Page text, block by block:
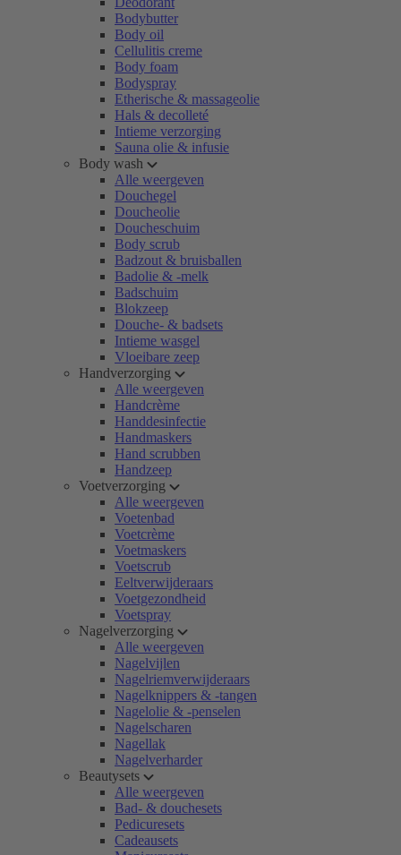
Bodybutter
Body oil
Cellulitis creme
Body foam
Bodyspray
Etherische & massageolie
Hals & decolleté
Intieme verzorging
Sauna olie & infusie
Body wash
Alle weergeven
Douchegel
Doucheolie
Doucheschuim
Body scrub
Badzout & bruisballen
Badolie & -melk
Badschuim
Blokzeep
Douche- & badsets
Intieme wasgel
Vloeibare zeep
Handverzorging
Alle weergeven
Handcrème
Handdesinfectie
Handmaskers
Hand scrubben
Handzeep
Voetverzorging
Alle weergeven
Voetenbad
Voetcrème
Voetmaskers
Voetscrub
Eeltverwijderaars
Voetgezondheid
Voetspray
Nagelverzorging
Alle weergeven
Nagelvijlen
Nagelriemverwijderaars
Nagelknippers & -tangen
Nagelolie & -penselen
Nagelscharen
Nagellak
Nagelverharder
Beautysets
Alle weergeven
Bad- & douchesets
Pedicuresets
Cadeausets